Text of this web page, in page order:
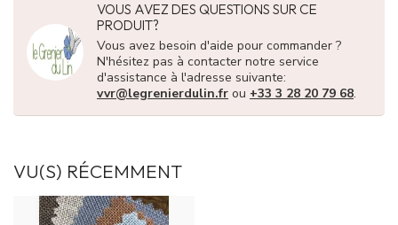
VOUS AVEZ DES QUESTIONS SUR CE
PRODUIT?
Vous avez besoin d'aide pour commander ?
N'hésitez pas à contacter notre service
d'assistance à l'adresse suivante:
vvr@legrenierdulin.fr ou +33 3 28 20 79 68.
VU(S) RÉCEMMENT